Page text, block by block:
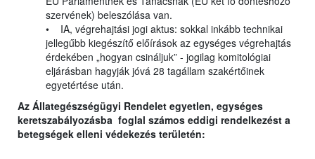
szervének) beleszólása van.
• IA, végrehajtási jogi aktus: sokkal inkább technikai
jellegűbb kiegészítő előírások az egységes végrehajtás
érdekében „hogyan csináljuk” - jogilag komitológiai
eljárásban hagyják jóvá 28 tagállam szakértőinek
egyetértése után.
Az Állategészségügyi Rendelet egyetlen, egységes
keretszabályozásba foglal számos eddigi rendelkezést a
betegségek elleni védekezés területén: